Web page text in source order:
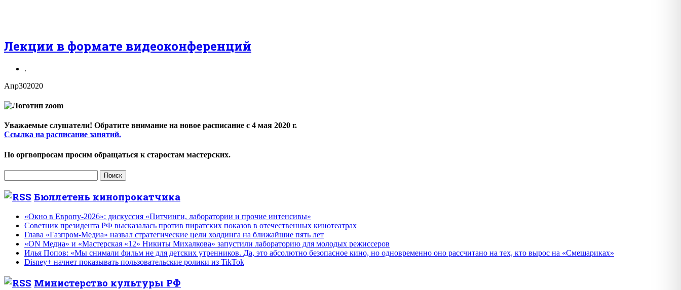
Лекции в формате видеоконференций
.
Апр302020
Уважаемые слушатели! Обратите внимание на новое расписание с 4 мая 2020 г.
Ссылка на расписание занятий.
По оргвопросам просим обращаться к старостам мастерских.
Бюллетень кинопрокатчика
«Окно в Европу-2026»: дискуссия «Питчинги, лаборатории и прочие интенсивы»
Советник президента РФ высказалась против пиратских показов в отечественных кинотеатрах
Глава «Газпром-Медиа» назвал стратегические цели холдинга на ближайшие пять лет
«ON Медиа» и «Мастерская «12» Никиты Михалкова» запустили лабораторию для молодых режиссеров
Илья Попов: «Мы снимали фильм не для детских утренников. Да, это абсолютно безопасное кино, но одновременно оно рассчитано на тех, кто вырос на «Смешариках»
Disney+ начнет показывать пользовательские ролики из TikTok
Министерство культуры РФ